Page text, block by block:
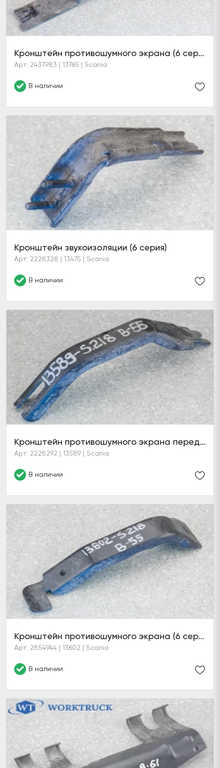
Кронштейн противошумного экрана (6 серия)
Арт: 2437983 | 13765 | Scania
В наличии
Кронштейн звукоизоляции (6 серия)
Арт: 2228328 | 13475 | Scania
В наличии
Кронштейн противошумного экрана передний (6 серия)
Арт: 2228292 | 13589 | Scania
В наличии
Кронштейн противошумного экрана (6 серия)
Арт: 2854944 | 13602 | Scania
В наличии